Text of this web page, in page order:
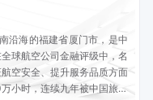
沿海的福建省厦门市，是中
球航空公司金融评级中，名
空安全、提升服务品质方面
小时，连续九年被中国旅客